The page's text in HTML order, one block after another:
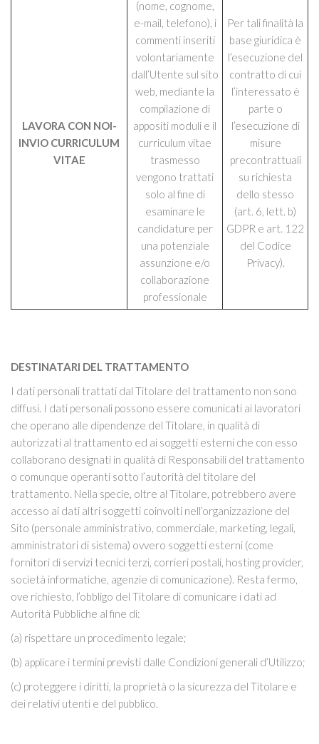
LAVORA CON NOI-
INVIO CURRICULUM
VITAE
(nome, cognome,
e-mail, telefono), i
commenti inseriti
volontariamente
dall’Utente sul sito
web, mediante la
compilazione di
appositi moduli e il
curriculum vitae
trasmesso
vengono trattati
solo al fine di
esaminare le
candidature per
una potenziale
assunzione e/o
collaborazione
professionale
Per tali finalità la
base giuridica è
l’esecuzione del
contratto di cui
l’interessato è
parte o
l’esecuzione di
misure
precontrattuali
su richiesta
dello stesso
(art. 6, lett. b)
GDPR e art. 122
del Codice
Privacy).
DESTINATARI DEL TRATTAMENTO
I dati personali trattati dal Titolare del trattamento non sono
diffusi. I dati personali possono essere comunicati ai lavoratori
che operano alle dipendenze del Titolare, in qualità di
autorizzati al trattamento ed ai soggetti esterni che con esso
collaborano designati in qualità di Responsabili del trattamento
o comunque operanti sotto l’autorità del titolare del
trattamento. Nella specie, oltre al Titolare, potrebbero avere
accesso ai dati altri soggetti coinvolti nell’organizzazione del
Sito (personale amministrativo, commerciale, marketing, legali,
amministratori di sistema) ovvero soggetti esterni (come
fornitori di servizi tecnici terzi, corrieri postali, hosting provider,
società informatiche, agenzie di comunicazione). Resta fermo,
ove richiesto, l’obbligo del Titolare di comunicare i dati ad
Autorità Pubbliche al fine di:
(a) rispettare un procedimento legale;
(b) applicare i termini previsti dalle Condizioni generali d’Utilizzo;
(c) proteggere i diritti, la proprietà o la sicurezza del Titolare e
dei relativi utenti e del pubblico.